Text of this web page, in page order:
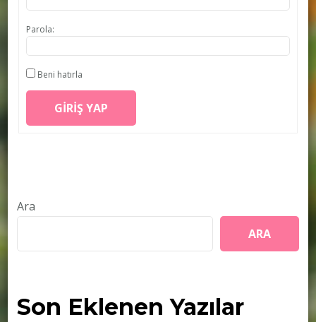
Parola:
Beni hatırla
GIRIŞ YAP
Ara
ARA
Son Eklenen Yazılar